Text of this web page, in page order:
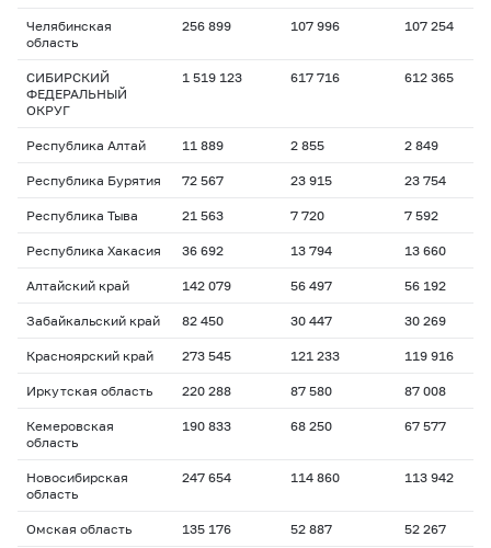
Челябинская
область
256 899 107 996 107 254
СИБИРСКИЙ
ФЕДЕРАЛЬНЫЙ
ОКРУГ
1 519 123 617 716 612 365
Республика Алтай 11 889 2 855 2 849
Республика Бурятия 72 567 23 915 23 754
Республика Тыва 21 563 7 720 7 592
Республика Хакасия 36 692 13 794 13 660
Алтайский край 142 079 56 497 56 192
Забайкальский край 82 450 30 447 30 269
Красноярский край 273 545 121 233 119 916
Иркутская область 220 288 87 580 87 008
Кемеровская
область
190 833 68 250 67 577
Новосибирская
область
247 654 114 860 113 942
Омская область 135 176 52 887 52 267